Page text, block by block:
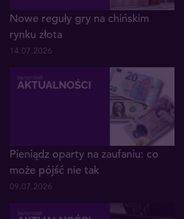
Nowe reguły gry na chińskim
rynku złota
14.07.2026
Pieniądz oparty na zaufaniu: co
może pójść nie tak
09.07.2026